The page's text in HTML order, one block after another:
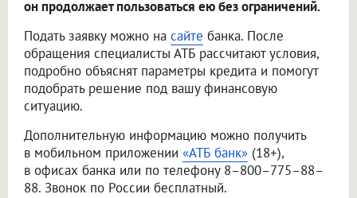
он продолжает пользоваться ею без ограничений.
Подать заявку можно на сайте банка. После
обращения специалисты АТБ рассчитают условия,
подробно объяснят параметры кредита и помогут
подобрать решение под вашу финансовую
ситуацию.
Дополнительную информацию можно получить
в мобильном приложении «АТБ банк» (18+),
в офисах банка или по телефону 8–800–775–88–
88. Звонок по России бесплатный.